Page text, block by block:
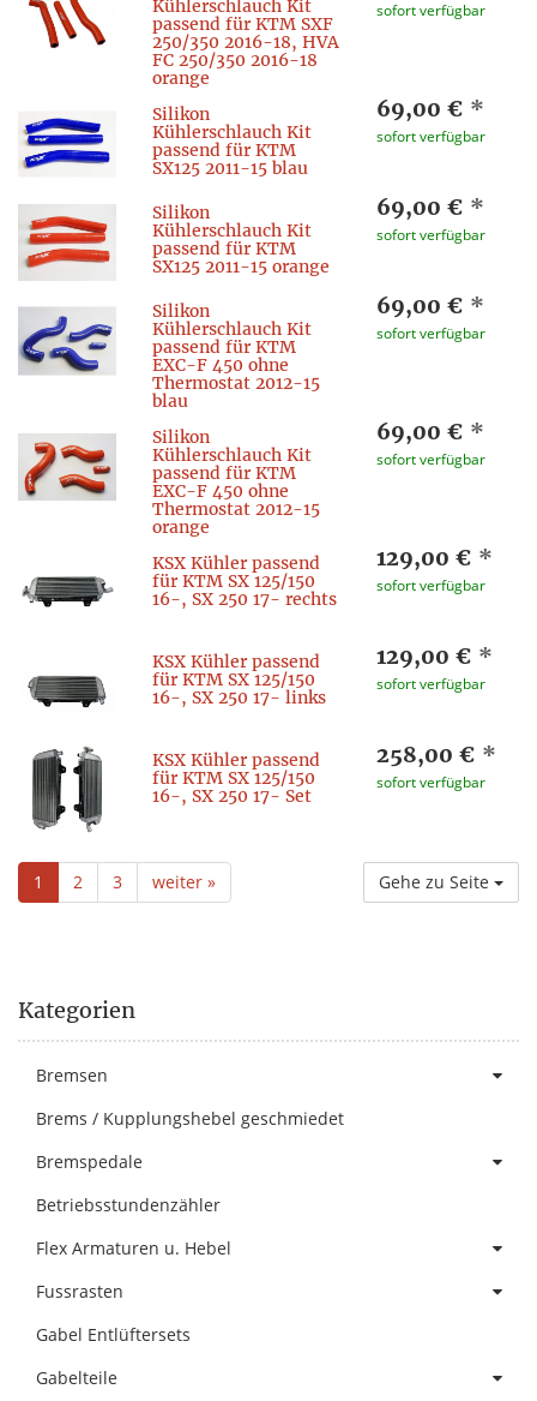
Kühlerschlauch Kit
passend für KTM SXF
250/350 2016-18, HVA
FC 250/350 2016-18
orange
sofort verfügbar
Silikon
Kühlerschlauch Kit
passend für KTM
SX125 2011-15 blau
69,00 € *
sofort verfügbar
Silikon
Kühlerschlauch Kit
passend für KTM
SX125 2011-15 orange
69,00 € *
sofort verfügbar
Silikon
Kühlerschlauch Kit
passend für KTM
EXC-F 450 ohne
Thermostat 2012-15
blau
69,00 € *
sofort verfügbar
Silikon
Kühlerschlauch Kit
passend für KTM
EXC-F 450 ohne
Thermostat 2012-15
orange
69,00 € *
sofort verfügbar
KSX Kühler passend
für KTM SX 125/150
16-, SX 250 17- rechts
129,00 € *
sofort verfügbar
KSX Kühler passend
für KTM SX 125/150
16-, SX 250 17- links
129,00 € *
sofort verfügbar
KSX Kühler passend
für KTM SX 125/150
16-, SX 250 17- Set
258,00 € *
sofort verfügbar
1 2 3 weiter » Gehe zu Seite
Kategorien
Bremsen
Brems / Kupplungshebel geschmiedet
Bremspedale
Betriebsstundenzähler
Flex Armaturen u. Hebel
Fussrasten
Gabel Entlüftersets
Gabelteile